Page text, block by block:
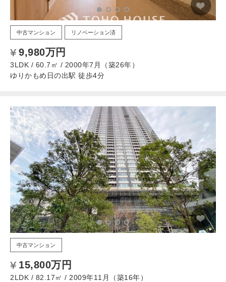
中古マンション リノベーション済
9,980万円
3LDK / 60.7㎡ / 2000年7月（築26年）
ゆりかもめ日の出駅 徒歩4分
中古マンション
15,800万円
2LDK / 82.17㎡ / 2009年11月（築16年）